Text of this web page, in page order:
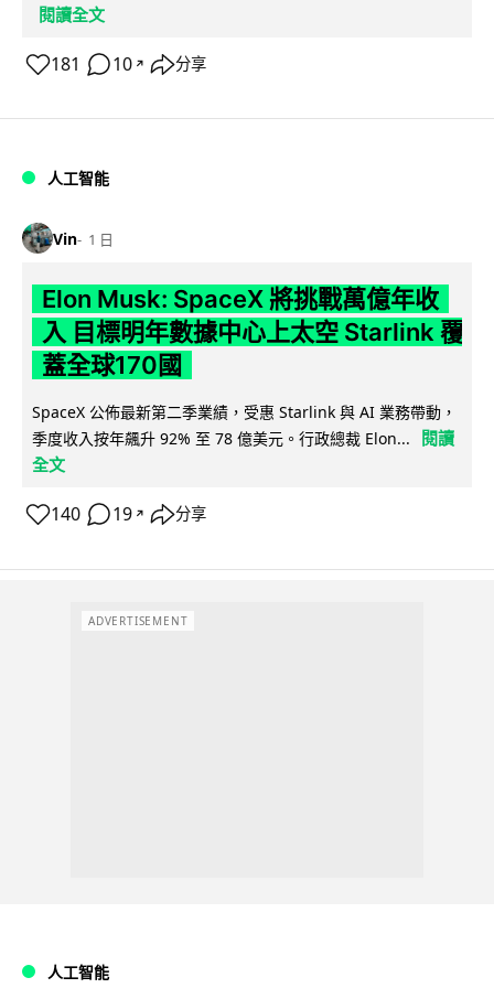
閱讀全文
181 10 ↗ 分享
人工智能
Vin 1 日
Elon Musk: SpaceX 將挑戰萬億年收
入 目標明年數據中心上太空 Starlink 覆
蓋全球170國
SpaceX 公佈最新第二季業績，受惠 Starlink 與 AI 業務帶動，
季度收入按年飆升 92% 至 78 億美元。行政總裁 Elon...
閱讀
全文
140 19 ↗ 分享
ADVERTISEMENT
人工智能